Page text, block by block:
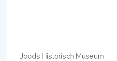
Joods Historisch Museum